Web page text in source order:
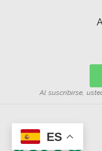
Al suscribirse,
ES